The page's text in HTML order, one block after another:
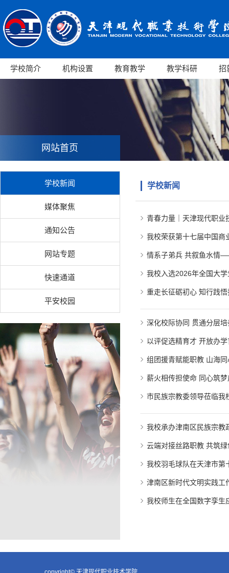
学校简介 机构设置 教育教学 教学科研 招
网站首页
学校新闻
媒体聚焦
通知公告
网站专题
快速通道
平安校园
学校新闻
青春力量｜天津现代职
我校荣获第十七届中国商
情系子弟兵 共叙鱼水情
我校入选2026年全国大学
重走长征砺初心 知行践
深化校际协同 贯通分层
以评促选精育才 开放办
组团援青赋能职教 山海
薪火相传担使命 同心筑
市民族宗教委领导莅临我
我校承办津南区民族宗教
云端对接丝路职教 共筑
我校羽毛球队在天津市第
津南区新时代文明实践工
我校师生在全国数字孪生